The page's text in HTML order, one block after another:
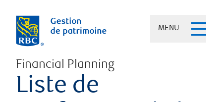
MENU
Financial Planning
Liste de